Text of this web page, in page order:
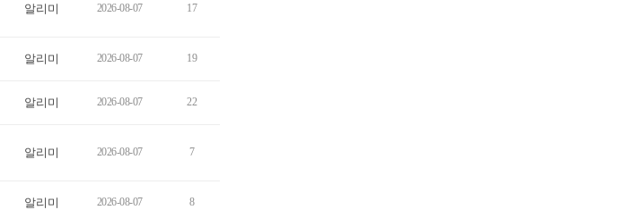
알리미 2026-08-07 17
알리미 2026-08-07 19
알리미 2026-08-07 22
알리미 2026-08-07 7
알리미 2026-08-07 8